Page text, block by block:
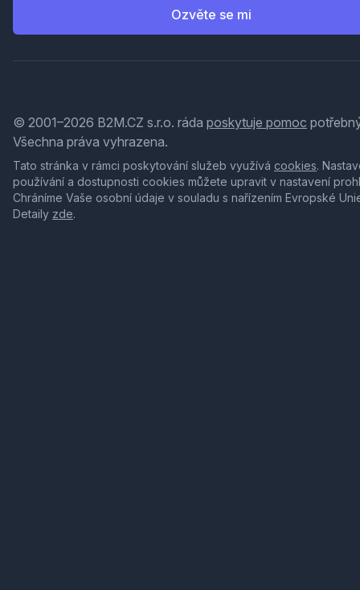
Ozvěte se mi
© 2001–2026 B2M.CZ s.r.o. ráda poskytuje pomoc
Všechna práva vyhrazena.
Tato stránka v rámci poskytování služeb využívá cookies.
používání a dostupnosti cookies můžete upravit v nastavení
Chráníme Vaše osobní údaje v souladu s nařízením Evropské
Detaily zde.